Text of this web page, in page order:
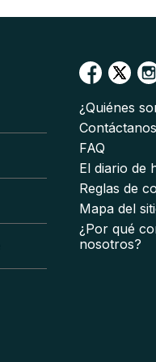
¿Quiénes
FAQ
El diario de
Reglas de
Mapa del
¿Por qué
nosotros?